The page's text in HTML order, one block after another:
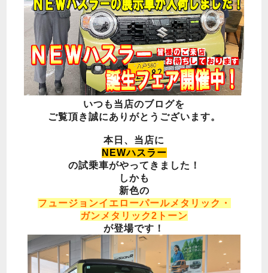
いつも当店のブログを
ご覧頂き誠にありがとうございます。
本日、当店に
NEWハスラー
の試乗車がやってきました！
しかも
新色の
フュージョンイエローパールメタリック・
ガンメタリック2トーン
が登場です！